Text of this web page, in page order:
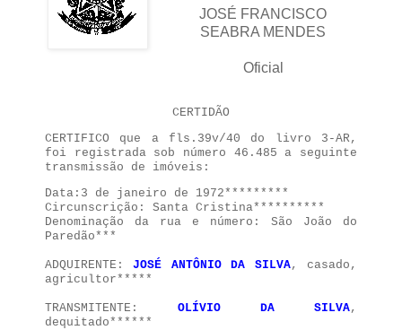
JOSÉ FRANCISCO
SEABRA MENDES
Oficial
CERTIDÃO
CERTIFICO que a fls.39v/40 do livro 3-AR,
foi registrada sob número 46.485 a seguinte
transmissão de imóveis:
Data:3 de janeiro de 1972*********
Circunscrição: Santa Cristina**********
Denominação da rua e número: São João do
Paredão***
ADQUIRENTE:JOSÉ ANTÔNIO DA SILVA, casado,
agricultor*****
TRANSMITENTE: OLÍVIO DA SILVA,
dequitado******